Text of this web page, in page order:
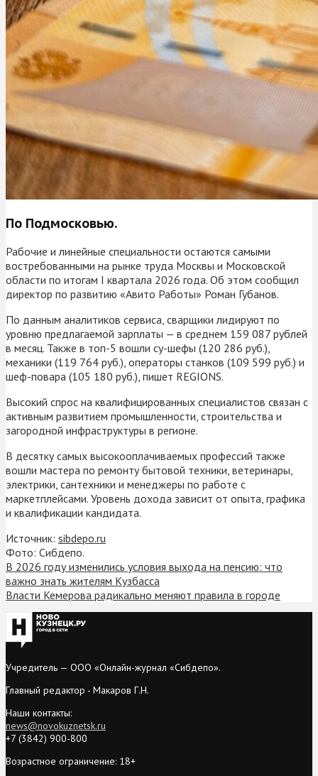
По Подмосковью.
Рабочие и линейные специальности остаются самыми
востребованными на рынке труда Москвы и Московской
области по итогам I квартала 2026 года. Об этом сообщил
директор по развитию «Авито Работы» Роман Губанов.
По данным аналитиков сервиса, сварщики лидируют по
уровню предлагаемой зарплаты — в среднем 159 087 рублей
в месяц. Также в топ-5 вошли су-шефы (120 286 руб.),
механики (119 764 руб.), операторы станков (109 599 руб.) и
шеф-повара (105 180 руб.), пишет REGIONS.
Высокий спрос на квалифицированных специалистов связан с
активным развитием промышленности, строительства и
загородной инфраструктуры в регионе.
В десятку самых высокооплачиваемых профессий также
вошли мастера по ремонту бытовой техники, ветеринары,
электрики, сантехники и менеджеры по работе с
маркетплейсами. Уровень дохода зависит от опыта, графика
и квалификации кандидата.
Источник: sibdepo.ru
Фото: Сибдепо.
В 2026 году изменились условия выхода на пенсию: что
важно знать жителям Кузбасса
Власти Кемерова радикально меняют правила в городе
Учредитель — ООО «Онлайн-журнал «Сибдепо».
Главный редактор - Макаров Г.Н.
Наши контакты:
news@novokuznetsk.ru
+7 (3842) 900-800
Возрастное ограничение: 18+